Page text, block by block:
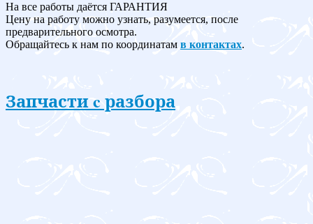
На все работы даётся ГАРАНТИЯ
Цену на работу можно узнать, разумеется, после
предварительного осмотра.
Обращайтесь к нам по координатам в контактах.
Запчасти c разбора